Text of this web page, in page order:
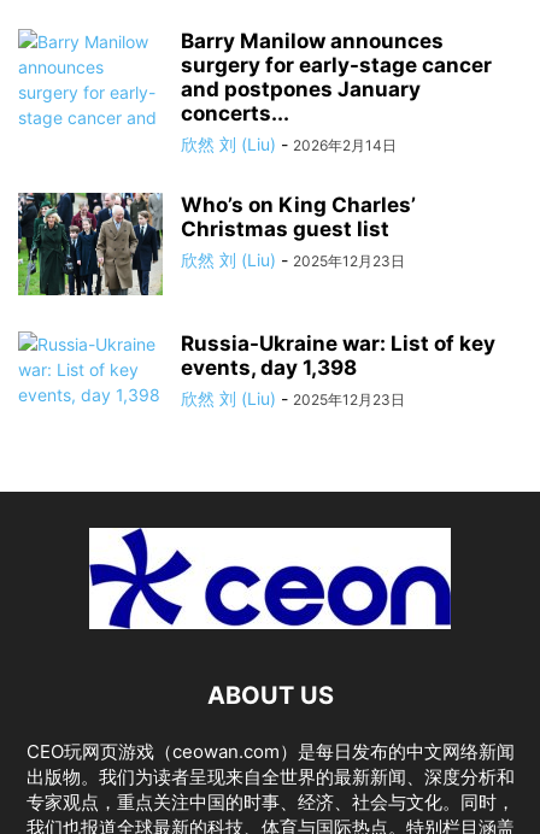
Barry Manilow announces
surgery for early-stage cancer
and postpones January
concerts...
欣然 刘 (Liu) - 2026年2月14日
Who’s on King Charles’
Christmas guest list
欣然 刘 (Liu) - 2025年12月23日
Russia-Ukraine war: List of key
events, day 1,398
欣然 刘 (Liu) - 2025年12月23日
ABOUT US
CEO玩网页游戏（ceowan.com）是每日发布的中文网络新闻
出版物。我们为读者呈现来自全世界的最新新闻、深度分析和
专家观点，重点关注中国的时事、经济、社会与文化。同时，
我们也报道全球最新的科技、体育与国际热点。特别栏目涵盖